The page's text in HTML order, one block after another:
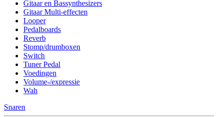
Gitaar en Bassynthesizers
Gitaar Multi-effecten
Looper
Pedalboards
Reverb
Stomp/drumboxen
Switch
Tuner Pedal
Voedingen
Volume-/expressie
Wah
Snaren